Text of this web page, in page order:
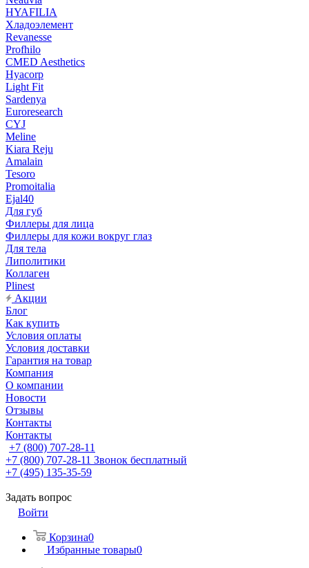
HYAFILIA
Хладоэлемент
Revanesse
Profhilo
CMED Aesthetics
Hyacorp
Light Fit
Sardenya
Euroresearch
CYJ
Meline
Kiara Reju
Amalain
Tesoro
Promoitalia
Ejal40
Для губ
Филлеры для лица
Филлеры для кожи вокруг глаз
Для тела
Липолитики
Коллаген
Plinest
Акции
Блог
Как купить
Условия оплаты
Условия доставки
Гарантия на товар
Компания
О компании
Новости
Отзывы
Контакты
Контакты
+7 (800) 707-28-11
+7 (800) 707-28-11 Звонок бесплатный
+7 (495) 135-35-59
Задать вопрос
Войти
Корзина0
Избранные товары0